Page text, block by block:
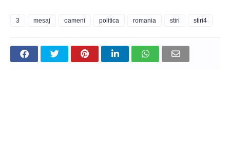
3 mesaj oameni politica romania stiri stiri4